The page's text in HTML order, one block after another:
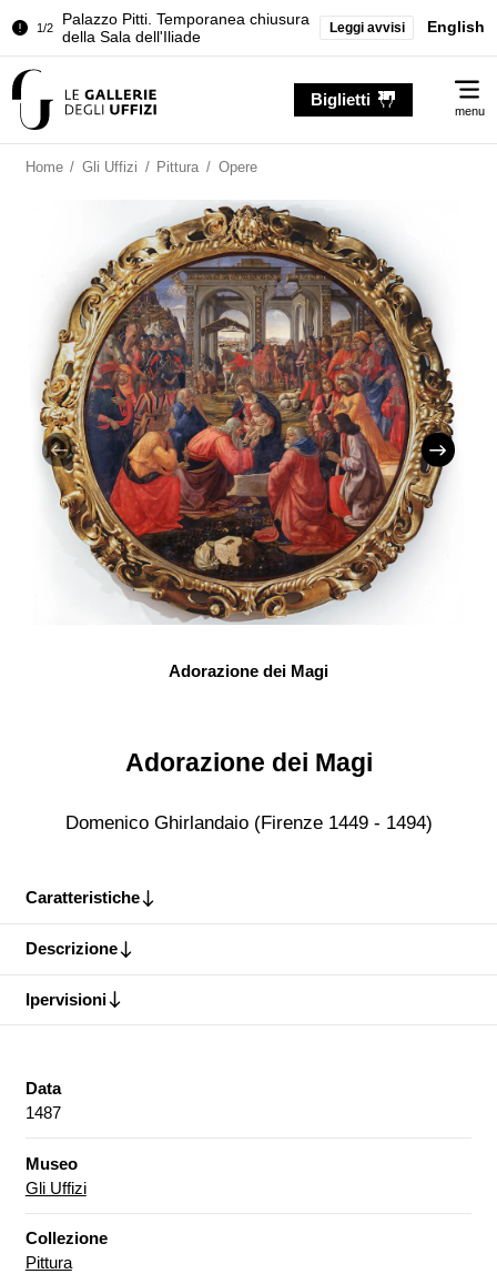
1/2
Palazzo Pitti. Temporanea chiusura
della Sala dell'Iliade
Granduchi
della Sala dell'Iliade
Leggi avvisi English
Biglietti
menu
Home / Gli Uffizi / Pittura / Opere
Adorazione dei Magi
Adorazione dei Magi
Domenico Ghirlandaio (Firenze 1449 - 1494)
Caratteristiche
Descrizione
Ipervisioni
Data
1487
Museo
Gli Uffizi
Collezione
Pittura